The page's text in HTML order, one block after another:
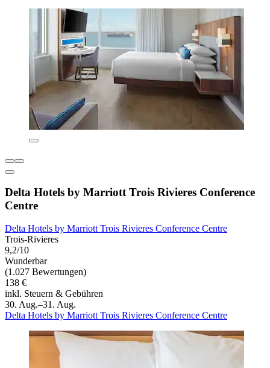
Delta Hotels by Marriott Trois Rivieres Conference
Centre
Delta Hotels by Marriott Trois Rivieres Conference Centre
Trois-Rivieres
9,2/10
Wunderbar
(1.027 Bewertungen)
138 €
inkl. Steuern & Gebühren
30. Aug.–31. Aug.
Delta Hotels by Marriott Trois Rivieres Conference Centre